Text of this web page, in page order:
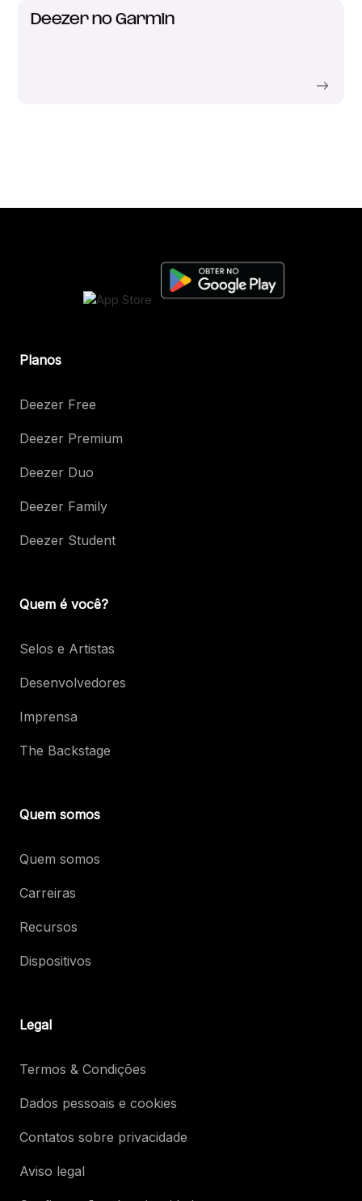
Deezer no Garmin
Planos
Deezer Free
Deezer Premium
Deezer Duo
Deezer Family
Deezer Student
Quem é você?
Selos e Artistas
Desenvolvedores
Imprensa
The Backstage
Quem somos
Quem somos
Carreiras
Recursos
Dispositivos
Legal
Termos & Condições
Dados pessoais e cookies
Contatos sobre privacidade
Aviso legal